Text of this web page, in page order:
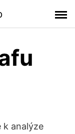
k analýze